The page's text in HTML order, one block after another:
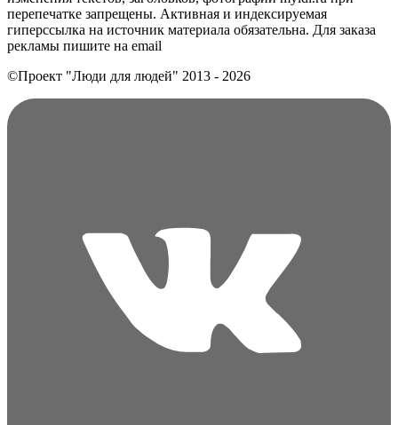
перепечатке запрещены. Активная и индексируемая
гиперссылка на источник материала обязательна. Для заказа
рекламы пишите на еmail
©Проект "Люди для людей" 2013 - 2026